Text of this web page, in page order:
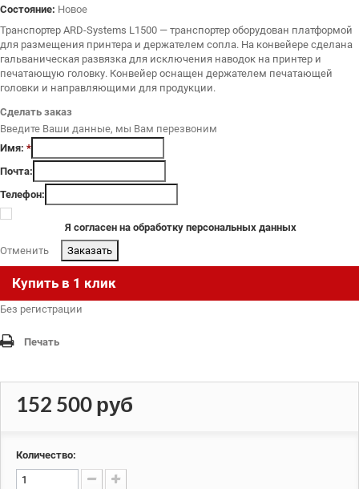
Состояние: Новое
Транспортер ARD-Systems L1500 — транспортер оборудован платформой
для размещения принтера и держателем сопла. На конвейере сделана
гальваническая развязка для исключения наводок на принтер и
печатающую головку. Конвейер оснащен держателем печатающей
головки и направляющими для продукции.
Сделать заказ
Введите Ваши данные, мы Вам перезвоним
Имя: *
Почта:
Телефон:
Я согласен на обработку персональных данных
Отменить
.
Купить в 1 клик
Без регистрации
Печать
152 500 руб
Количество: